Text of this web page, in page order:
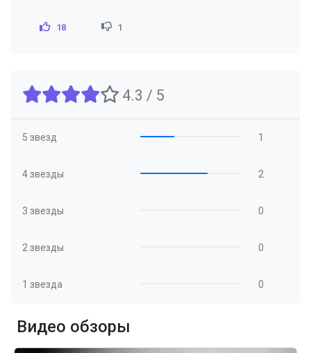
18 1
4.3 / 5
5 звезд 1
4 звезды 2
3 звезды 0
2 звезды 0
1 звезда 0
Видео обзоры